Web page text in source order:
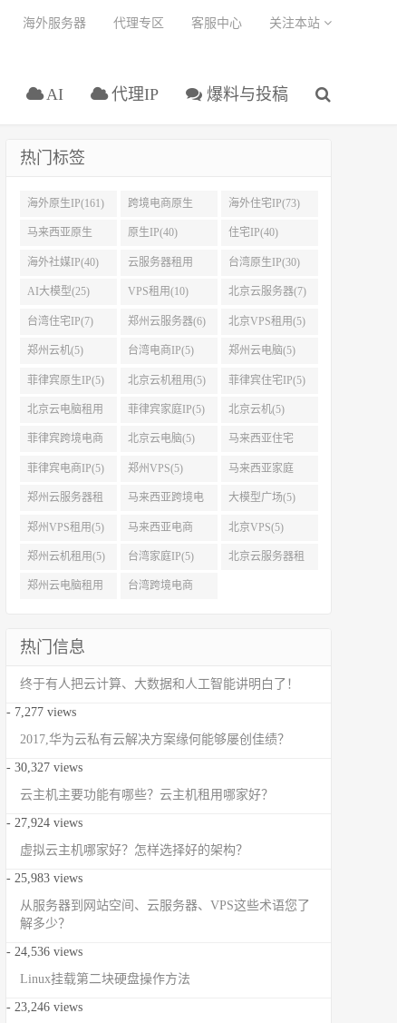
AI 代理IP 爆料与投稿
海外服务器 代理专区 客服中心 关注本站
热门标签
海外原生IP(161) 跨境电商原生
IP(108)
海外住宅IP(73)
马来西亚原生
IP(45)
原生IP(40) 住宅IP(40)
海外社媒IP(40) 云服务器租用
(32)
台湾原生IP(30)
AI大模型(25) VPS租用(10) 北京云服务器(7)
台湾住宅IP(7) 郑州云服务器(6) 北京VPS租用(5)
郑州云机(5) 台湾电商IP(5) 郑州云电脑(5)
菲律宾原生IP(5) 北京云机租用(5) 菲律宾住宅IP(5)
北京云电脑租用
(5)
菲律宾家庭IP(5) 北京云机(5)
菲律宾跨境电商
IP(5)
北京云电脑(5) 马来西亚住宅
IP(5)
菲律宾电商IP(5) 郑州VPS(5) 马来西亚家庭
IP(5)
郑州云服务器租
用(5)
马来西亚跨境电
商IP(5)
大模型广场(5)
郑州VPS租用(5) 马来西亚电商
IP(5)
北京VPS(5)
郑州云机租用(5) 台湾家庭IP(5) 北京云服务器租
郑州云电脑租用 台湾跨境电商
热门信息
终于有人把云计算、大数据和人工智能讲明白了！
- 7,277 views
2017,华为云私有云解决方案缘何能够屡创佳绩？
- 30,327 views
云主机主要功能有哪些？云主机租用哪家好？
- 27,924 views
虚拟云主机哪家好？怎样选择好的架构？
- 25,983 views
从服务器到网站空间、云服务器、VPS这些术语您了
解多少？
- 24,536 views
Linux挂载第二块硬盘操作方法
- 23,246 views